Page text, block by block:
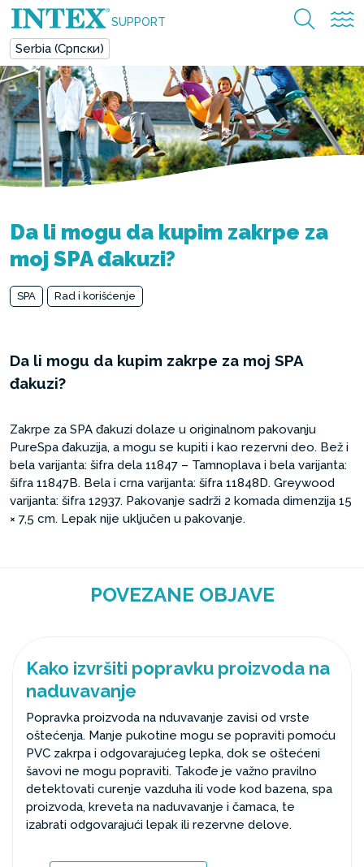
SUPPORT
Serbia (Српски)
Da li mogu da kupim zakrpe za
moj SPA đakuzi?
SPA Rad i korišćenje
Da li mogu da kupim zakrpe za moj SPA
đakuzi?
Zakrpe za SPA đakuzi dolaze u originalnom pakovanju
PureSpa đakuzija, a mogu se kupiti i kao rezervni deo. Bež i
bela varijanta: šifra dela 11847 – Tamnoplava i bela varijanta:
šifra 11847B. Bela i crna varijanta: šifra 11848D. Greywood
varijanta: šifra 12937. Pakovanje sadrži 2 komada dimenzija 15
× 7,5 cm. Lepak nije uključen u pakovanje.
POVEZANE OBJAVE
Kako izvršiti popravku proizvoda na
naduvavanje
Popravka proizvoda na nduvavanje zavisi od vrste
oštećenja. Manje pukotine mogu se popraviti pomoću
PVC zakrpa i odgovarajućeg lepka, dok se oštećeni
šavovi ne mogu popraviti. Takođe je važno pravilno
detektovati curenje vazduha ili vode kod bazena, spa
proizvoda, kreveta na naduvavanje i čamaca, te
izabrati odgovarajući lepak ili rezervne delove.